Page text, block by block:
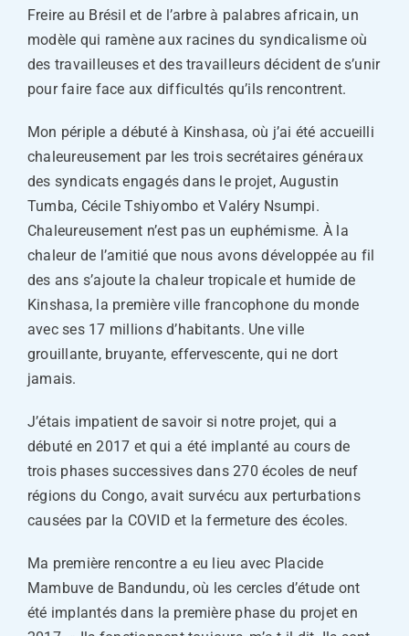
Freire au Brésil et de l’arbre à palabres africain, un
modèle qui ramène aux racines du syndicalisme où
des travailleuses et des travailleurs décident de s’unir
pour faire face aux difficultés qu’ils rencontrent.
Mon périple a débuté à Kinshasa, où j’ai été accueilli
chaleureusement par les trois secrétaires généraux
des syndicats engagés dans le projet, Augustin
Tumba, Cécile Tshiyombo et Valéry Nsumpi.
Chaleureusement n’est pas un euphémisme. À la
chaleur de l’amitié que nous avons développée au fil
des ans s’ajoute la chaleur tropicale et humide de
Kinshasa, la première ville francophone du monde
avec ses 17 millions d’habitants. Une ville
grouillante, bruyante, effervescente, qui ne dort
jamais.
J’étais impatient de savoir si notre projet, qui a
débuté en 2017 et qui a été implanté au cours de
trois phases successives dans 270 écoles de neuf
régions du Congo, avait survécu aux perturbations
causées par la COVID et la fermeture des écoles.
Ma première rencontre a eu lieu avec Placide
Mambuve de Bandundu, où les cercles d’étude ont
été implantés dans la première phase du projet en